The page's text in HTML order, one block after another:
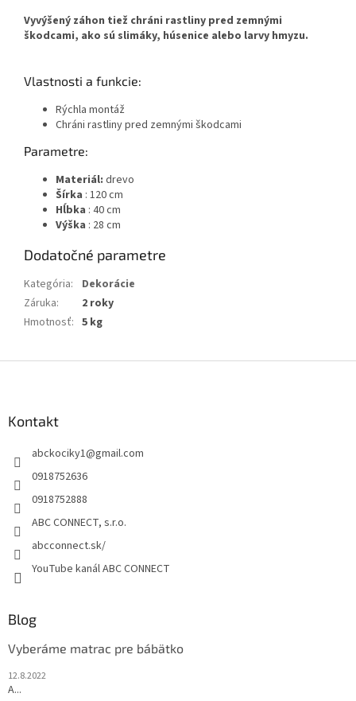
Vyvýšený záhon tiež chráni rastliny pred zemnými
škodcami, ako sú slimáky, húsenice alebo larvy hmyzu.
Vlastnosti a funkcie:
Rýchla montáž
Chráni rastliny pred zemnými škodcami
Parametre:
Materiál: drevo
Šírka : 120 cm
Hĺbka : 40 cm
Výška : 28 cm
Dodatočné parametre
Kategória:
Dekorácie
Záruka:
2 roky
Hmotnosť: 5 kg
Kontakt
abckociky1@gmail.com
0918752636
0918752888
ABC CONNECT, s.r.o.
abcconnect.sk/
YouTube kanál ABC CONNECT
Blog
Vyberáme matrac pre bábätko
12.8.2022
A...